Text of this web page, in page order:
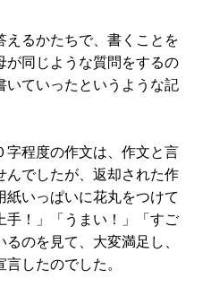
るかたちで、書くことを
同じような質問をするの
いていったというような記
程度の作文は、作文と言
んでしたが、返却された作
いっぱいに花丸をつけて
手！」「うまい！」「すご
のを見て、大変満足し、
したのでした。